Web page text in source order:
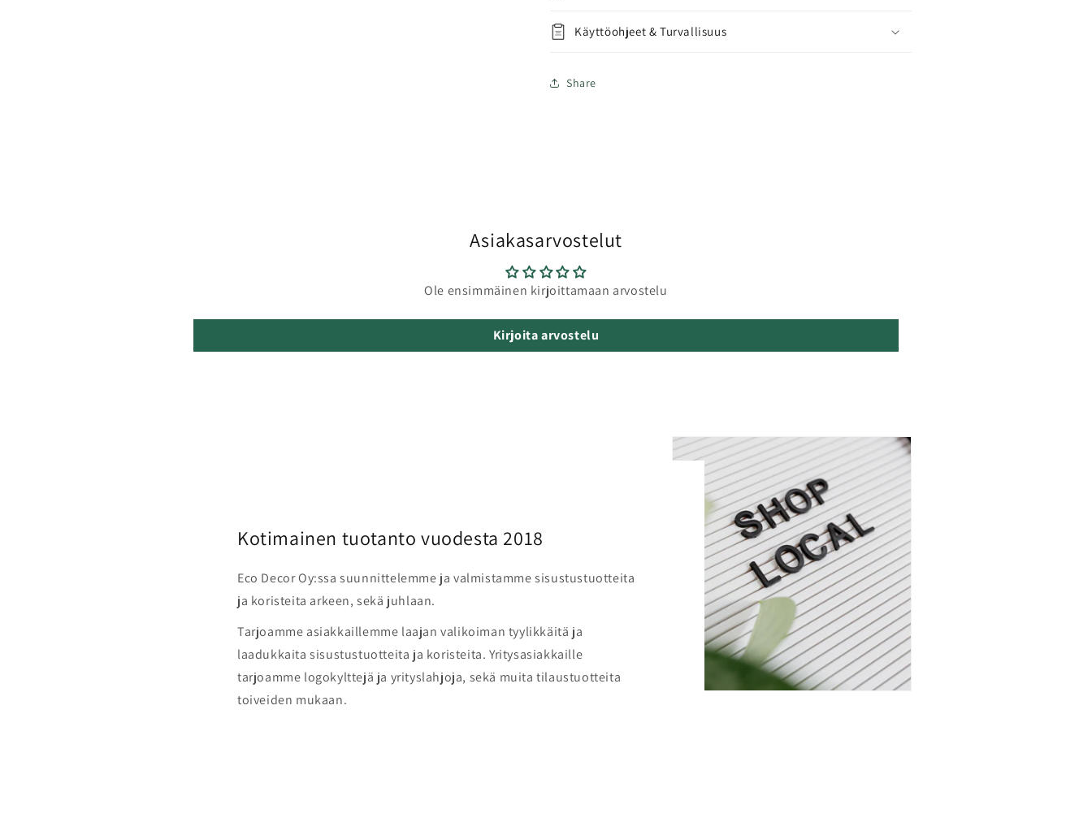
Käyttöohjeet & Turvallisuus
Share
Asiakasarvostelut
Ole ensimmäinen kirjoittamaan arvostelu
Kirjoita arvostelu
Kotimainen tuotanto vuodesta 2018
Eco Decor Oy:ssa suunnittelemme ja valmistamme sisustustuotteita
ja koristeita arkeen, sekä juhlaan.
Tarjoamme asiakkaillemme laajan valikoiman tyylikkäitä ja
laadukkaita sisustustuotteita ja koristeita. Yritysasiakkaille
tarjoamme logokylttejä ja yrityslahjoja, sekä muita tilaustuotteita
toiveiden mukaan.